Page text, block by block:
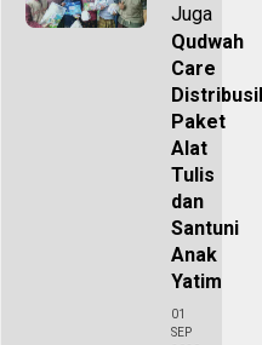
Juga
Qudwah
Care
Paket
Alat
Tulis
dan
Santuni
Anak
Yatim
01
SEP